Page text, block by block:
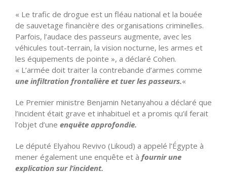
« Le trafic de drogue est un fléau national et la bouée
de sauvetage financière des organisations criminelles.
Parfois, l’audace des passeurs augmente, avec les
véhicules tout-terrain, la vision nocturne, les armes et
les équipements de pointe », a déclaré Cohen.
« L’armée doit traiter la contrebande d’armes comme
une infiltration frontalière et tuer les passeurs.«
Le Premier ministre Benjamin Netanyahou a déclaré que
l’incident était grave et inhabituel et a promis qu’il ferait
l’objet d’une enquête approfondie.
Le député Elyahou Revivo (Likoud) a appelé l’Égypte à
mener également une enquête et à fournir une
explication sur l’incident.